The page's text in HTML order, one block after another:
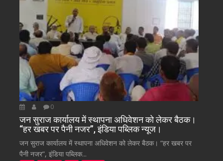
0
जन सुराज कार्यालय में स्थापना अधिवेशन को लेकर बैठक।
“हर खबर पर पैनी नजर”, इंडिया पब्लिक न्यूज।
जन सुराज कार्यालय में स्थापना अधिवेशन को लेकर बैठक। “हर खबर पर
पैनी नजर”, इंडिया पब्लिक...